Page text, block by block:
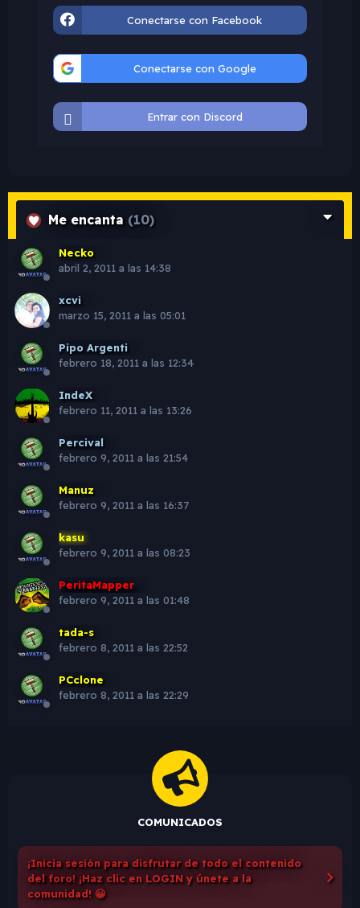
Conectarse con Facebook
Conectarse con Google
Entrar con Discord
Me encanta (10)
Necko
abril 2, 2011 a las 14:38
xcvi
marzo 15, 2011 a las 05:01
Pipo Argenti
febrero 18, 2011 a las 12:34
IndeX
febrero 11, 2011 a las 13:26
Percival
febrero 9, 2011 a las 21:54
Manuz
febrero 9, 2011 a las 16:37
kasu
febrero 9, 2011 a las 08:23
PeritaMapper
febrero 9, 2011 a las 01:48
tada-s
febrero 8, 2011 a las 22:52
PCclone
febrero 8, 2011 a las 22:29
COMUNICADOS
¡Inicia sesión para disfrutar de todo el contenido
del foro! ¡Haz clic en LOGIN y únete a la
comunidad! 😀